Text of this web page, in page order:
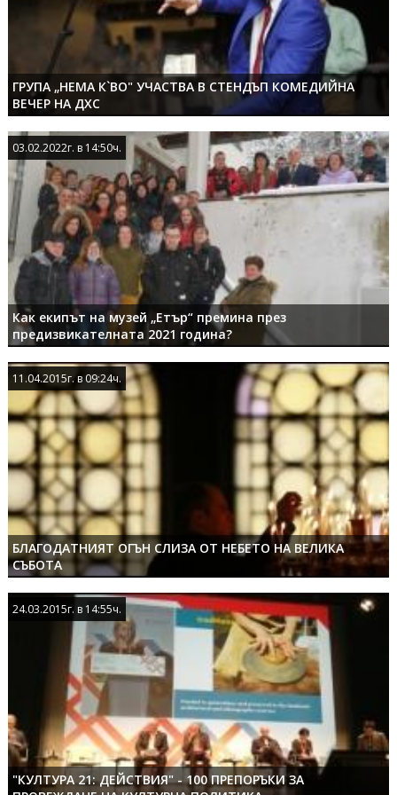
ГРУПА „НЕМА К`ВО" УЧАСТВА В СТЕНДЪП КОМЕДИЙНА
ВЕЧЕР НА ДХС
Как екипът на музей „Етър“ премина през
предизвикателната 2021 година?
03.02.2022г. в 14:50ч.
03.02.2022г. в 14:50ч.
БЛАГОДАТНИЯТ ОГЪН СЛИЗА ОТ НЕБЕТО НА ВЕЛИКА
СЪБОТА
11.04.2015г. в 09:24ч.
11.04.2015г. в 09:24ч.
"КУЛТУРА 21: ДЕЙСТВИЯ" - 100 ПРЕПОРЪКИ ЗА
24.03.2015г. в 14:55ч.
24.03.2015г. в 14:55ч.